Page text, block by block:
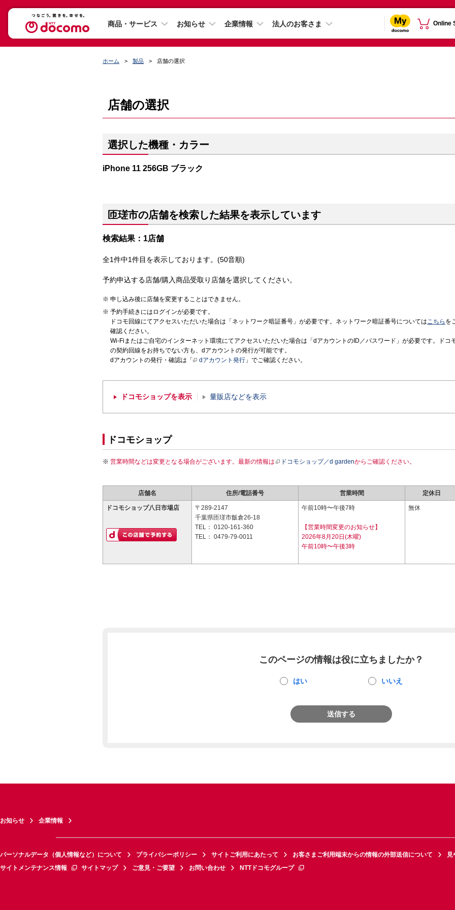
商品・サービス お知らせ 企業情報 法人のお客さま Online
ホーム 製品 店舗の選択
店舗の選択
選択した機種・カラー
iPhone 11 256GB ブラック
匝瑳市の店舗を検索した結果を表示しています
検索結果：1店舗
全1件中1件目を表示しております。(50音順)
予約申込する店舗/購入商品受取り店舗を選択してください。
申し込み後に店舗を変更することはできません。
予約手続きにはログインが必要です。
ドコモ回線にてアクセスいただいた場合は「ネットワーク暗証番号」が必要です。ネットワーク暗証番号についてはこちら を
確認ください。
Wi-Fiまたはご自宅のインターネット環境にてアクセスいただいた場合は「dアカウントのID／パスワード」が必要です。ドコ
の契約回線をお持ちでない方も、dアカウントの発行が可能です。
dアカウントの発行・確認は「
dアカウント発行 」でご確認ください。
ドコモショップを表示 量販店などを表示
ドコモショップ
営業時間などは変更となる場合がございます。最新の情報は ドコモショップ／d gardenからご確認ください。
店舗名 住所/電話番号 営業時間 定休日
ドコモショップ八日市場店
〒289-2147
千葉県匝瑳市飯倉26-18
TEL： 0120-161-360
TEL： 0479-79-0011
午前10時〜午後7時
【営業時間変更のお知らせ】
2026年8月20日(木曜)
午前10時〜午後3時
無休
このページの情報は役に立ちましたか？
はい いいえ
送信する
お知らせ 企業情報
パーソナルデータ（個人情報など）について プライバシーポリシー サイトご利用にあたって お客さまご利用端末からの情報の外部送信について
見
サイトメンテナンス情報
サイトマップ ご意見・ご要望 お問い合わせ NTTドコモグループ